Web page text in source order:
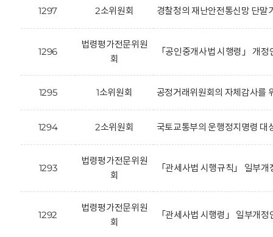
1297 2소위원회 경찰청의 재난안전통신망 단말
1296
법령평가전문위원
회
「공인중개사법 시행령」 개
1295 1소위원회 공정거래위원회의 자체감사를
1294 2소위원회 국토교통부의 운행정지명령 대
1293
법령평가전문위원
회
「관세사법 시행규칙」 일부
1292
법령평가전문위원
회
「관세사법 시행령」 일부개